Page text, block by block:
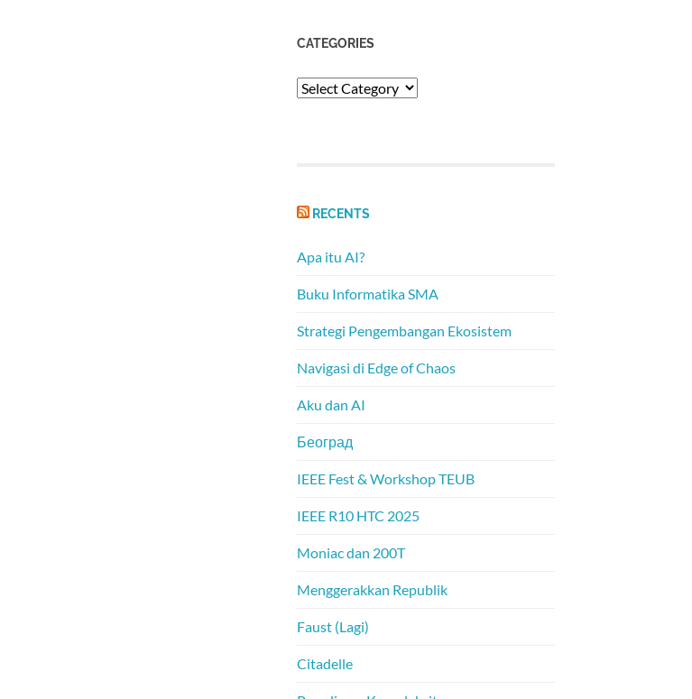
CATEGORIES
Categories
RECENTS
Apa itu AI?
Buku Informatika SMA
Strategi Pengembangan Ekosistem
Navigasi di Edge of Chaos
Aku dan AI
Београд
IEEE Fest & Workshop TEUB
IEEE R10 HTC 2025
Moniac dan 200T
Menggerakkan Republik
Faust (Lagi)
Citadelle